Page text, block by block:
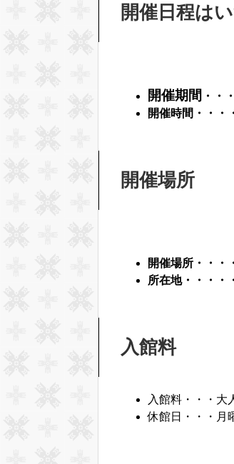
開催日程は
開催期間 ・・・
開催時間・・・
開催場所
開催場所・・・
所在地・・・・
入館料
入館料・・・大
休館日・・・月